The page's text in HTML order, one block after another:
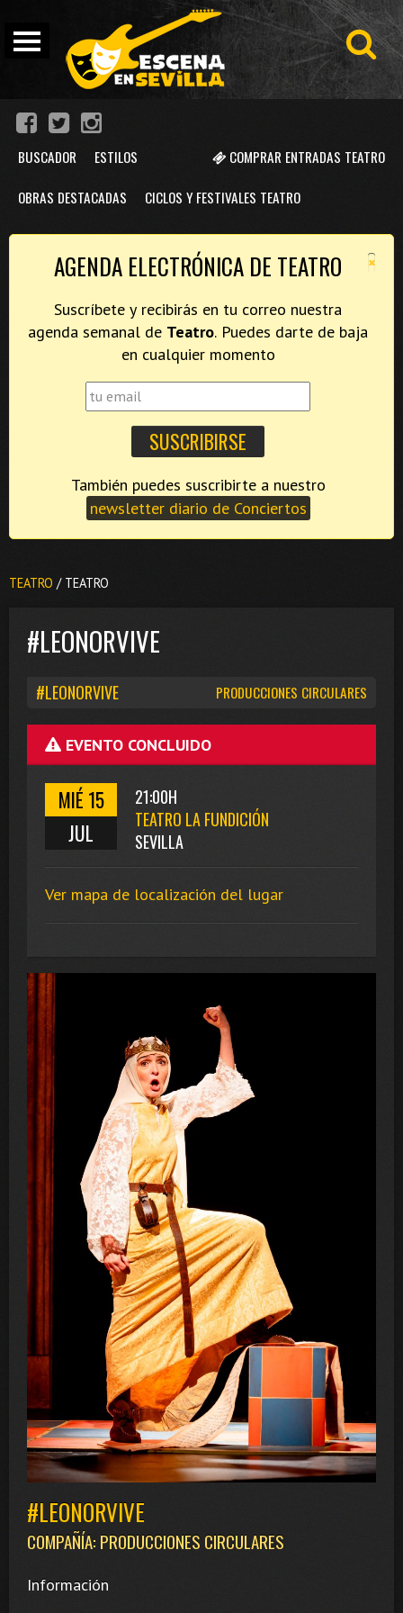
COMPRAR ENTRADAS TEATRO
BUSCADOR ESTILOS
OBRAS DESTACADAS CICLOS Y FESTIVALES TEATRO
×
AGENDA ELECTRÓNICA DE TEATRO
Suscríbete y recibirás en tu correo nuestra
agenda semanal de Teatro. Puedes darte de baja
en cualquier momento
newsletter diario de Conciertos
TEATRO / TEATRO
#LEONORVIVE
PRODUCCIONES CIRCULARES
#LEONORVIVE
EVENTO CONCLUIDO
MIÉ 15
JUL
21:00H
TEATRO LA FUNDICIÓN
SEVILLA
Ver mapa de localización del lugar
#LEONORVIVE
COMPAÑÍA: PRODUCCIONES CIRCULARES
Información